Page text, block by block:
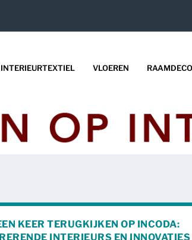
INTERIEURTEXTIEL VLOEREN
KEER TERUGKIJKEN OP INCODA:
INTERIEURS EN